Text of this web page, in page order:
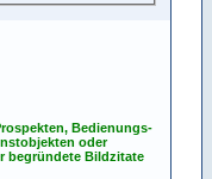
Bedienungs-
oder
begründete Bildzitate